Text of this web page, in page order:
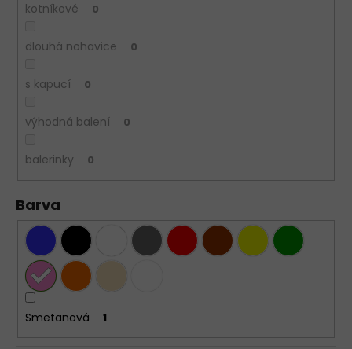
kotníkové 0
dlouhá nohavice 0
s kapucí 0
výhodná balení 0
balerinky 0
Barva
Smetanová 1